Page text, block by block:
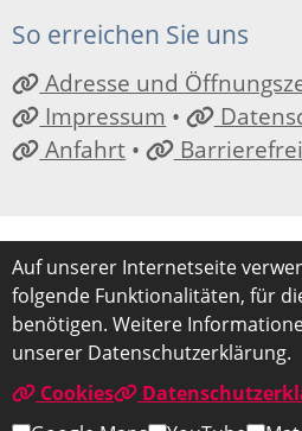
So erreichen Sie uns
Adresse und
Impressum •
Anfahrt •
Auf unserer Internetseite
folgende Funktionalitäten, für
benötigen. Weitere
unserer Datenschutzerklärung.
Cookies